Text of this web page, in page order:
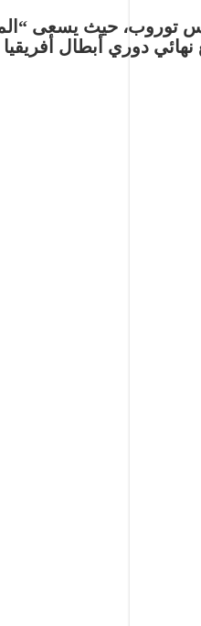
توروب، حيث يسعى
نهائي دوري أبطال